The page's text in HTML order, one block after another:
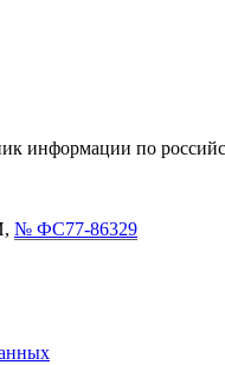
по
№ ФС77-86329